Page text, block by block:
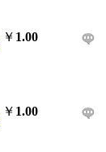
￥ 1.00
￥ 1.00